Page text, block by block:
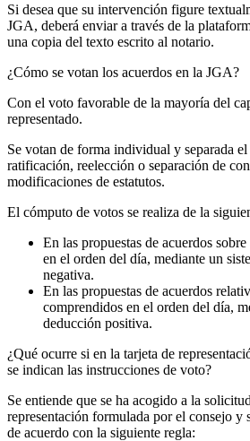
Si desea que su intervención figure
JGA, deberá enviar a través de la
una copia del texto escrito al notario.
¿Cómo se votan los acuerdos en la JGA?
Con el voto favorable de la mayoría del
representado.
Se votan de forma individual y separada
ratificación, reelección o separación de
modificaciones de estatutos.
El cómputo de votos se realiza de la
En las propuestas de acuerdos
en el orden del día, mediante un
negativa.
En las propuestas de acuerdos
comprendidos en el orden del día,
deducción positiva.
¿Qué ocurre si en la tarjeta de
se indican las instrucciones de voto?
Se entiende que se ha acogido a la
representación formulada por el consejo y
de acuerdo con la siguiente regla: